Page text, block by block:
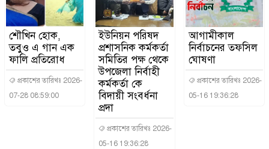
শৌখিন হোক,
তবুও এ গান এক
ফালি প্রতিরোধ
প্রকাশের তারিখঃ 2026-
07-28 08:59:00
ইউনিয়ন পরিষদ
প্রশাসনিক কর্মকর্তা
সমিতির পক্ষ থেকে
উপজেলা নির্বাহী
কর্মকর্তা কে
বিদায়ী সংবর্ধনা
প্রদা
প্রকাশের তারিখঃ 2026-
05-16 19:36:28
আগামীকাল
নির্বাচনের তফসিল
ঘোষণা
প্রকাশের তারিখঃ 2026-
05-16 19:36:28